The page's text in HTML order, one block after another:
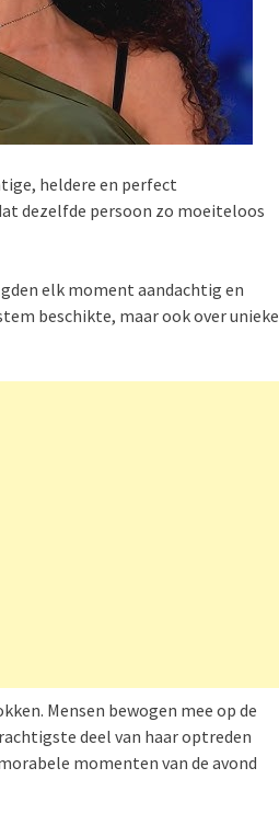
heldere en perfect
dezelfde persoon zo moeiteloos
elk moment aandachtig en
beschikte, maar ook over unieke
Mensen bewogen mee op de
deel van haar optreden
momenten van de avond